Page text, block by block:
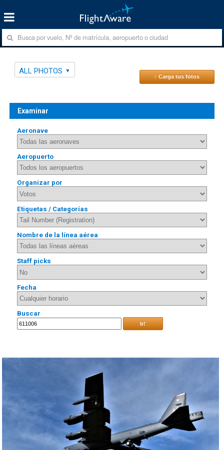
ALL PHOTOS
↑ Carga tus fotos
Examinar
Aeronave
Aeropuerto
Organizar por
Etiquetas / Categorías
Nombre de la línea aérea
Staff picks
Fecha
Buscar
Ir!